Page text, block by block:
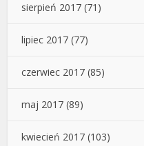
sierpień 2017 (71)
lipiec 2017 (77)
czerwiec 2017 (85)
maj 2017 (89)
kwiecień 2017 (103)